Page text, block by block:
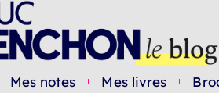
Mes notes Mes livres